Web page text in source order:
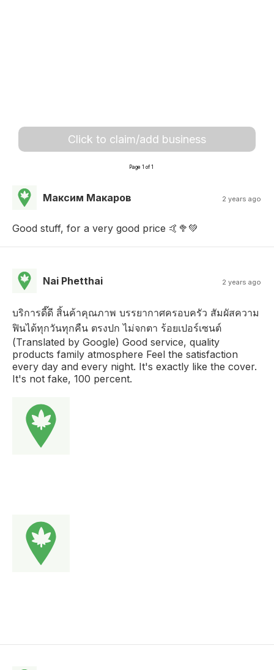
Click to claim/add business
Page 1 of 1
Максим Макаров 2 years ago
Good stuff, for a very good price 🤙🥦💚
Nai Phetthai 2 years ago
บริการดี๊ดี สิ้นค้าคุณภาพ บรรยากาศครอบครัว สัมผัสความ
ฟินได้ทุกวันทุกคืน ตรงปก ไม่จกตา ร้อยเปอร์เซนต์
(Translated by Google) Good service, quality
products family atmosphere Feel the satisfaction
every day and every night. It's exactly like the cover.
It's not fake, 100 percent.